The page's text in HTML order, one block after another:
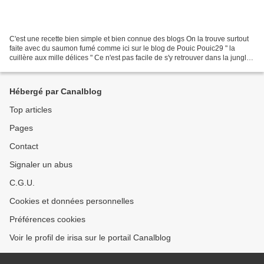
C'est une recette bien simple et bien connue des blogs On la trouve surtout
faite avec du saumon fumé comme ici sur le blog de Pouic Pouic29 " la
cuillère aux mille délices " Ce n'est pas facile de s'y retrouver dans la jungle
Hébergé par Canalblog
Top articles
Pages
Contact
Signaler un abus
C.G.U.
Cookies et données personnelles
Préférences cookies
Voir le profil de irisa sur le portail Canalblog